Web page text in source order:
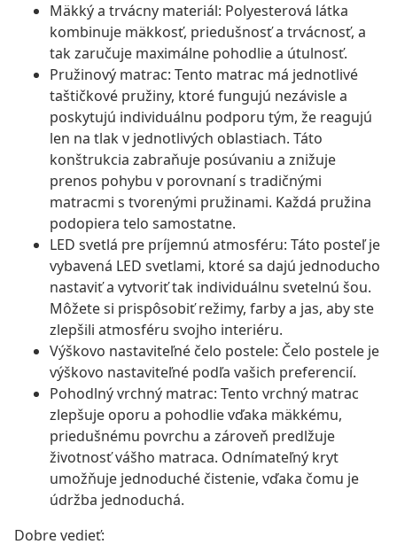
Mäkký a trvácny materiál: Polyesterová látka
kombinuje mäkkosť, priedušnosť a trvácnosť, a
tak zaručuje maximálne pohodlie a útulnosť.
Pružinový matrac: Tento matrac má jednotlivé
taštičkové pružiny, ktoré fungujú nezávisle a
poskytujú individuálnu podporu tým, že reagujú
len na tlak v jednotlivých oblastiach. Táto
konštrukcia zabraňuje posúvaniu a znižuje
prenos pohybu v porovnaní s tradičnými
matracmi s tvorenými pružinami. Každá pružina
podopiera telo samostatne.
LED svetlá pre príjemnú atmosféru: Táto posteľ je
vybavená LED svetlami, ktoré sa dajú jednoducho
nastaviť a vytvoriť tak individuálnu svetelnú šou.
Môžete si prispôsobiť režimy, farby a jas, aby ste
zlepšili atmosféru svojho interiéru.
Výškovo nastaviteľné čelo postele: Čelo postele je
výškovo nastaviteľné podľa vašich preferencií.
Pohodlný vrchný matrac: Tento vrchný matrac
zlepšuje oporu a pohodlie vďaka mäkkému,
priedušnému povrchu a zároveň predlžuje
životnosť vášho matraca. Odnímateľný kryt
umožňuje jednoduché čistenie, vďaka čomu je
údržba jednoduchá.
Dobre vedieť: